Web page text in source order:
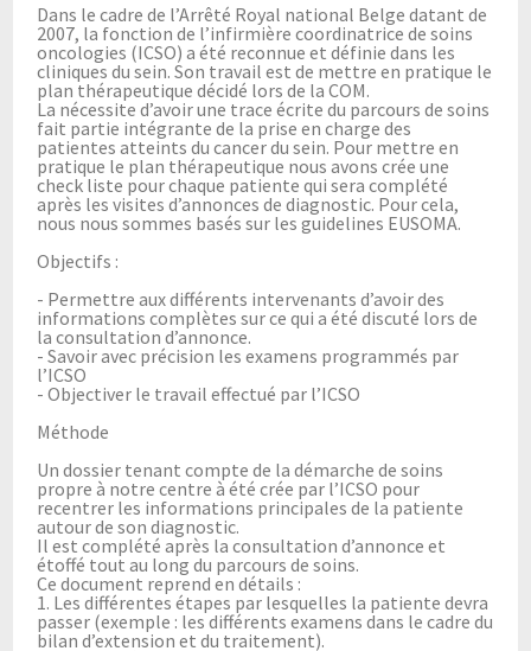
Dans le cadre de l’Arrêté Royal national Belge datant de
2007, la fonction de l’infirmière coordinatrice de soins
oncologies (ICSO) a été reconnue et définie dans les
cliniques du sein. Son travail est de mettre en pratique le
plan thérapeutique décidé lors de la COM.
La nécessite d’avoir une trace écrite du parcours de soins
fait partie intégrante de la prise en charge des
patientes atteints du cancer du sein. Pour mettre en
pratique le plan thérapeutique nous avons crée une
check liste pour chaque patiente qui sera complété
après les visites d’annonces de diagnostic. Pour cela,
nous nous sommes basés sur les guidelines EUSOMA.
Objectifs :
- Permettre aux différents intervenants d’avoir des
informations complètes sur ce qui a été discuté lors de
la consultation d’annonce.
- Savoir avec précision les examens programmés par
l’ICSO
- Objectiver le travail effectué par l’ICSO
Méthode
Un dossier tenant compte de la démarche de soins
propre à notre centre à été crée par l’ICSO pour
recentrer les informations principales de la patiente
autour de son diagnostic.
Il est complété après la consultation d’annonce et
étoffé tout au long du parcours de soins.
Ce document reprend en détails :
1. Les différentes étapes par lesquelles la patiente devra
passer (exemple : les différents examens dans le cadre du
bilan d’extension et du traitement).